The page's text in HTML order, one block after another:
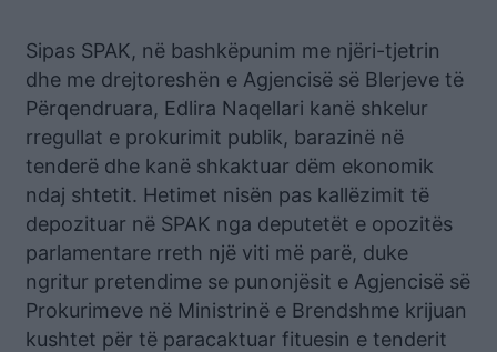
Sipas SPAK, në bashkëpunim me njëri-tjetrin
dhe me drejtoreshën e Agjencisë së Blerjeve të
Përqendruara, Edlira Naqellari kanë shkelur
rregullat e prokurimit publik, barazinë në
tenderë dhe kanë shkaktuar dëm ekonomik
ndaj shtetit. Hetimet nisën pas kallëzimit të
depozituar në SPAK nga deputetët e opozitës
parlamentare rreth një viti më parë, duke
ngritur pretendime se punonjësit e Agjencisë së
Prokurimeve në Ministrinë e Brendshme krijuan
kushtet për të paracaktuar fituesin e tenderit